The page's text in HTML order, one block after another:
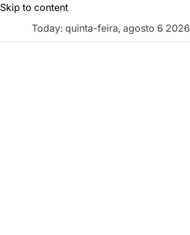
Skip to content
Today: quinta-feira, agosto 6 2026